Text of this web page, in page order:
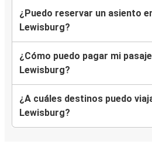
¿Puedo reservar un asiento
Lewisburg?
¿Cómo puedo pagar mi
Lewisburg?
¿A cuáles destinos puedo
Lewisburg?